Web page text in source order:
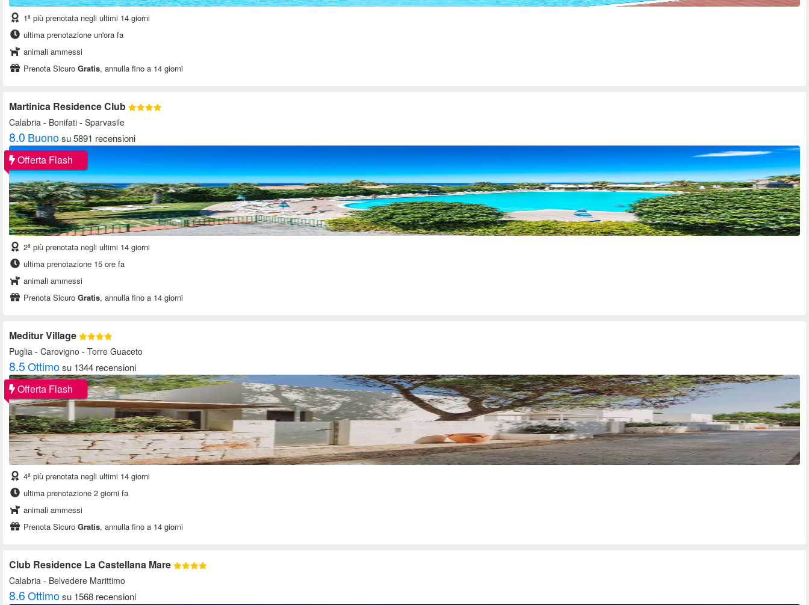
1ª più prenotata negli ultimi 14 giorni
ultima prenotazione un'ora fa
animali ammessi
Prenota Sicuro Gratis, annulla fino a 14 giorni
Martinica Residence Club
Calabria - Bonifati - Sparvasile
8.0 Buonosu 5891 recensioni
Offerta Flash
2ª più prenotata negli ultimi 14 giorni
ultima prenotazione 15 ore fa
animali ammessi
Prenota Sicuro Gratis, annulla fino a 14 giorni
Meditur Village
Puglia - Carovigno - Torre Guaceto
8.5Ottimosu 1344 recensioni
Offerta Flash
4ª più prenotata negli ultimi 14 giorni
ultima prenotazione 2 giorni fa
animali ammessi
Prenota Sicuro Gratis, annulla fino a 14 giorni
Club Residence La Castellana Mare
Calabria - Belvedere Marittimo
8.6Ottimosu 1568 recensioni